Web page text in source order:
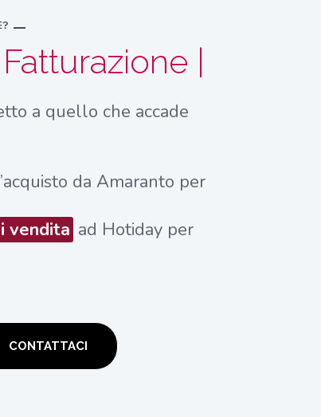
| Fatturazione |
a quello che accade
da Amaranto per
vendita ad Hotiday per
CONTATTACI